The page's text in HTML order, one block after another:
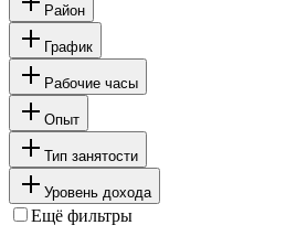
Район
График
Рабочие часы
Опыт
Тип занятости
Уровень дохода
Ещё фильтры